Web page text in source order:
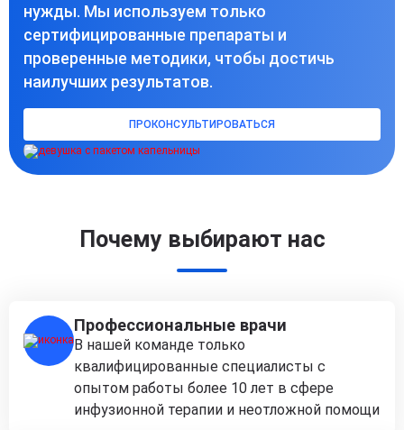
нужды. Мы используем только
сертифицированные препараты и
проверенные методики, чтобы достичь
наилучших результатов.
ПРОКОНСУЛЬТИРОВАТЬСЯ
Почему выбирают нас
Профессиональные врачи
В нашей команде только
квалифицированные специалисты с
опытом работы более 10 лет в сфере
инфузионной терапии и неотложной помощи